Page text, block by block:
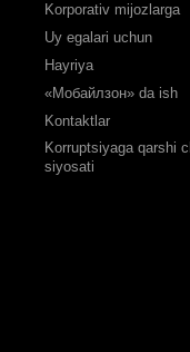
Korporativ mijozlarga
Uy egalari uchun
Hayriya
«Мобайлзон» da ish
Kontaktlar
Korruptsiyaga qarshi
siyosati